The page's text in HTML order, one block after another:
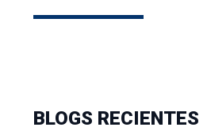
BLOGS RECIENTES